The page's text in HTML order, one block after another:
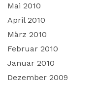
Mai 2010
April 2010
März 2010
Februar 2010
Januar 2010
Dezember 2009